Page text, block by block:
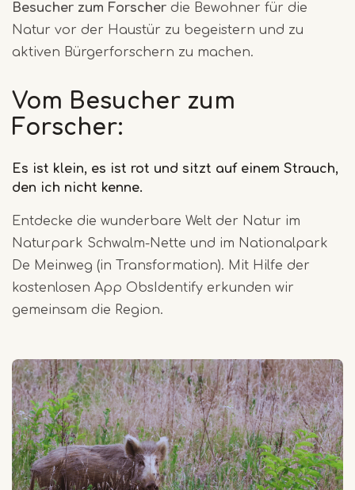
Besucher zum Forscher die Bewohner für die
Natur vor der Haustür zu begeistern und zu
aktiven Bürgerforschern zu machen.
Vom Besucher zum
Forscher:
Es ist klein, es ist rot und sitzt auf einem Strauch,
den ich nicht kenne.
Entdecke die wunderbare Welt der Natur im
Naturpark Schwalm-Nette und im Nationalpark
De Meinweg (in Transformation). Mit Hilfe der
kostenlosen App ObsIdentify erkunden wir
gemeinsam die Region.